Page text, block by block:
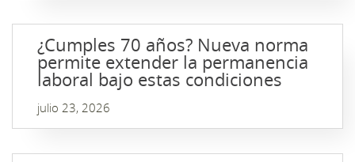
¿Cumples 70 años? Nueva norma
permite extender la permanencia
laboral bajo estas condiciones
julio 23, 2026